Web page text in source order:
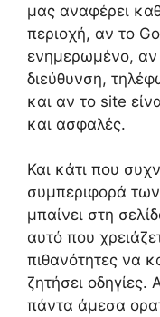
μας αναφέρει
περιοχή, αν το
ενημερωμένο, αν
διεύθυνση,
και αν το site
και ασφαλές.
Και κάτι που
συμπεριφορά
μπαίνει στη
αυτό που
πιθανότητες να
ζητήσει οδηγίες.
πάντα άμεσα